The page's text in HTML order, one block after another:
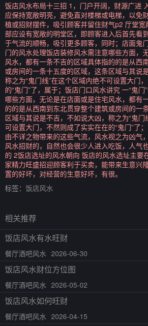
饭店风水布局十三招 1，门户开阔，财源广进
应保持宽敞明亮，避免直对楼梯或电梯，以免
植或招财摆件，吸引顾客并留住财气p2 厅堂
部应设有宽敞的明堂区，即顾客进入后首先看
于气流的顺畅，吸引更多顾客，同时；店面鬼
门的风水处理饭店装修风水需注意哪些方面，
风水，都有一条不吉的区域具体指的的是从西
或房间的一条十五度的区域，这条区域与其说
称之为“鬼门线”在这个区域内绝不可设置大门
的“鬼门”了，属于；饭店门口风水讲究 一“鬼
哪些方面，无论是在店面或是住宅风水，都有
的的是从西南到东北贯穿整个建筑或房间的一
区域与其说是不吉，不如说大凶，称之为“鬼门
可设置大门，不然则成了实实在在的“鬼门”了
由不详之物带来的这些气流，风水视之为凶气
风水招财的，自然也会很少人进入吃饭，人气
的 2饭店选址的风水朝向 饭店的风水选址主要
家精力旺盛招迎顾客利于买卖，能带来生意兴
置的好坏，对经营的生意好坏，有很。
标签： 饭店风水
相关推荐
饭店风水有水旺财
餐厅酒吧风水 2026-06-30
饭店风水财位方位图
餐厅酒吧风水 2026-05-02
饭店风水如何旺财
餐厅酒吧风水 2026-04-15